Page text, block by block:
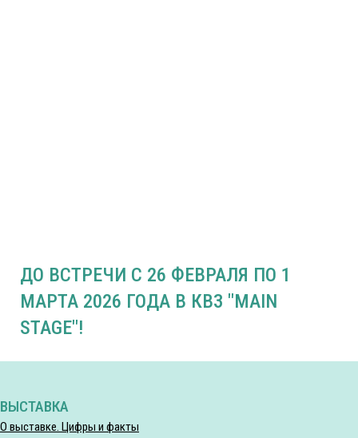
ДО ВСТРЕЧИ С 26 ФЕВРАЛЯ ПО 1
МАРТА 2026 ГОДА В КВЗ "MAIN
STAGE"!
ВЫСТАВКА
О выставке. Цифры и факты